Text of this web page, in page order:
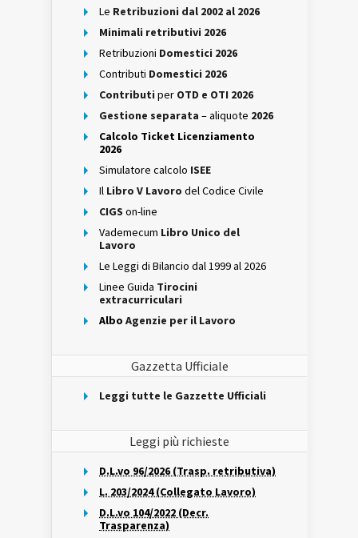
Le Retribuzioni dal 2002 al 2026
Minimali retributivi 2026
Retribuzioni Domestici 2026
Contributi Domestici 2026
Contributi per OTD e OTI 2026
Gestione separata – aliquote 2026
Calcolo Ticket Licenziamento
2026
Simulatore calcolo ISEE
Il Libro V Lavoro del Codice Civile
CIGS on-line
Vademecum Libro Unico del
Lavoro
Le Leggi di Bilancio dal 1999 al 2026
Linee Guida Tirocini
extracurriculari
Albo Agenzie per il Lavoro
Gazzetta Ufficiale
Leggi tutte le Gazzette Ufficiali
Leggi più richieste
D.L.vo 96/2026 (Trasp. retributiva)
L. 203/2024 (Collegato Lavoro)
D.L.vo 104/2022 (Decr.
Trasparenza)